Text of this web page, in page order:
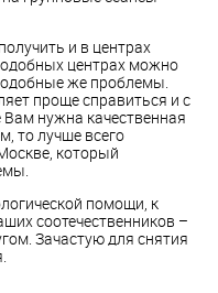
и в центрах
центрах можно
же проблемы.
проще справиться и с
нужна качественная
то лучше всего
который
помощи, к
соотечественников –
Зачастую для снятия